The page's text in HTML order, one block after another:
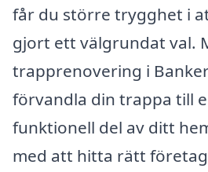
får du större trygghet i
gjort ett välgrundat val.
trapprenovering i
förvandla din trappa till
funktionell del av ditt
med att hitta rätt